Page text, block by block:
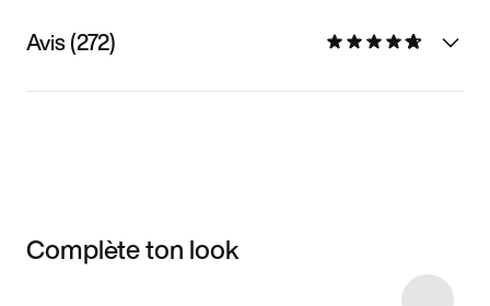
Avis (272)
Complète ton look